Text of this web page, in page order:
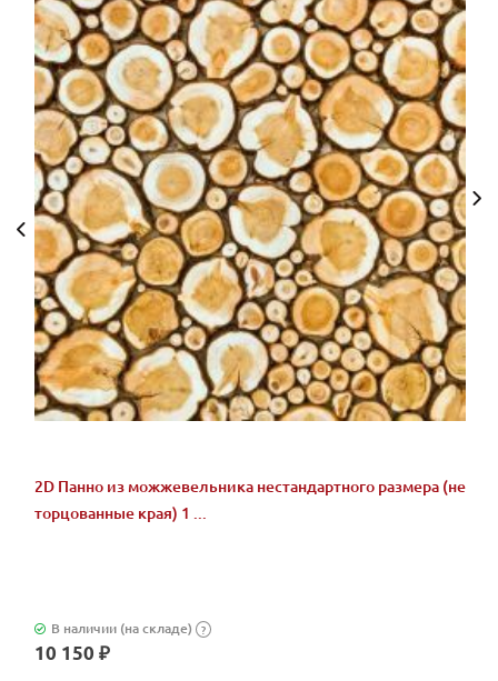
2D Панно из можжевельника нестандартного размера (не
торцованные края) 1 ...
В наличии (на складе) ?
10 150 ₽